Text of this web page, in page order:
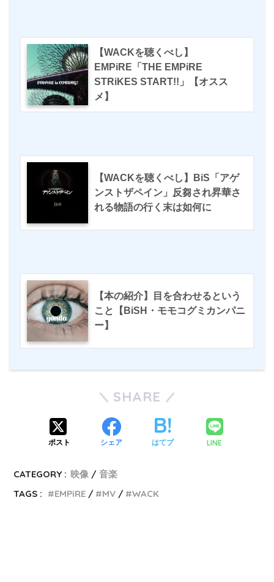
【WACKを聴くべし】
EMPiRE「THE EMPiRE
STRiKES START!!」【オスス
メ】
【WACKを聴くべし】BiS「アゲ
ンストザペイン」反芻され昇華さ
れる物語の行く末は如何に
【本の紹介】目を合わせるという
こと【BiSH・モモコグミカンパニ
ー】
SHARE
ポスト シェア はてブ LINE
CATEGORY : 映像
音楽
TAGS :
EMPiRE MV WACK